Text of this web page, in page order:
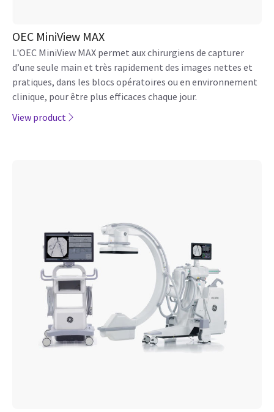
OEC MiniView MAX
L'OEC MiniView MAX permet aux chirurgiens de capturer
d’une seule main et très rapidement des images nettes et
pratiques, dans les blocs opératoires ou en environnement
clinique, pour être plus efficaces chaque jour.
View product